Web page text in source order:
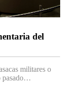
del
militares o
pasado…